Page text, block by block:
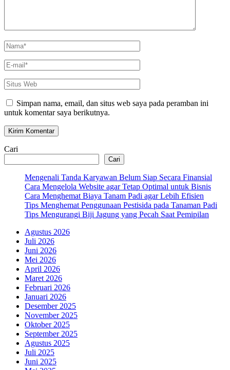
Nama*
E-
mail*
Situs
Web
Simpan nama, email, dan situs web saya pada peramban ini
untuk komentar saya berikutnya.
Cari
Cari
Mengenali Tanda Karyawan Belum Siap Secara Finansial
Cara Mengelola Website agar Tetap Optimal untuk Bisnis
Cara Menghemat Biaya Tanam Padi agar Lebih Efisien
Tips Menghemat Penggunaan Pestisida pada Tanaman Padi
Tips Mengurangi Biji Jagung yang Pecah Saat Pemipilan
Agustus 2026
Juli 2026
Juni 2026
Mei 2026
April 2026
Maret 2026
Februari 2026
Januari 2026
Desember 2025
November 2025
Oktober 2025
September 2025
Agustus 2025
Juli 2025
Juni 2025